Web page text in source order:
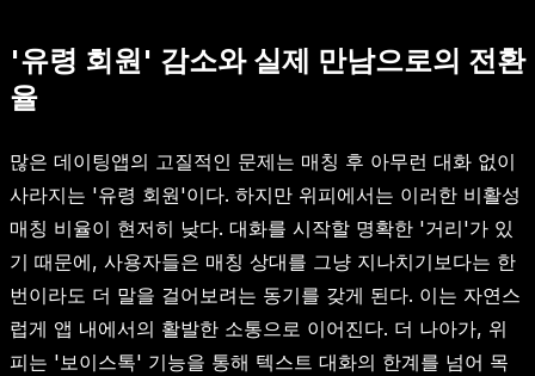
'유령 회원' 감소와 실제 만남으로의 전환
율
많은 데이팅앱의 고질적인 문제는 매칭 후 아무런 대화 없이
사라지는 '유령 회원'이다. 하지만 위피에서는 이러한 비활성
매칭 비율이 현저히 낮다. 대화를 시작할 명확한 '거리'가 있
기 때문에, 사용자들은 매칭 상대를 그냥 지나치기보다는 한
번이라도 더 말을 걸어보려는 동기를 갖게 된다. 이는 자연스
럽게 앱 내에서의 활발한 소통으로 이어진다. 더 나아가, 위
피는 '보이스톡' 기능을 통해 텍스트 대화의 한계를 넘어 목